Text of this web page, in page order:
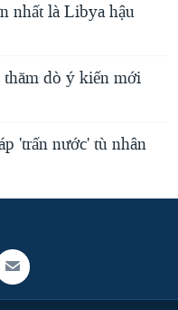
nhất là Libya hậu
dò ý kiến mới
'trấn nước' tù nhân